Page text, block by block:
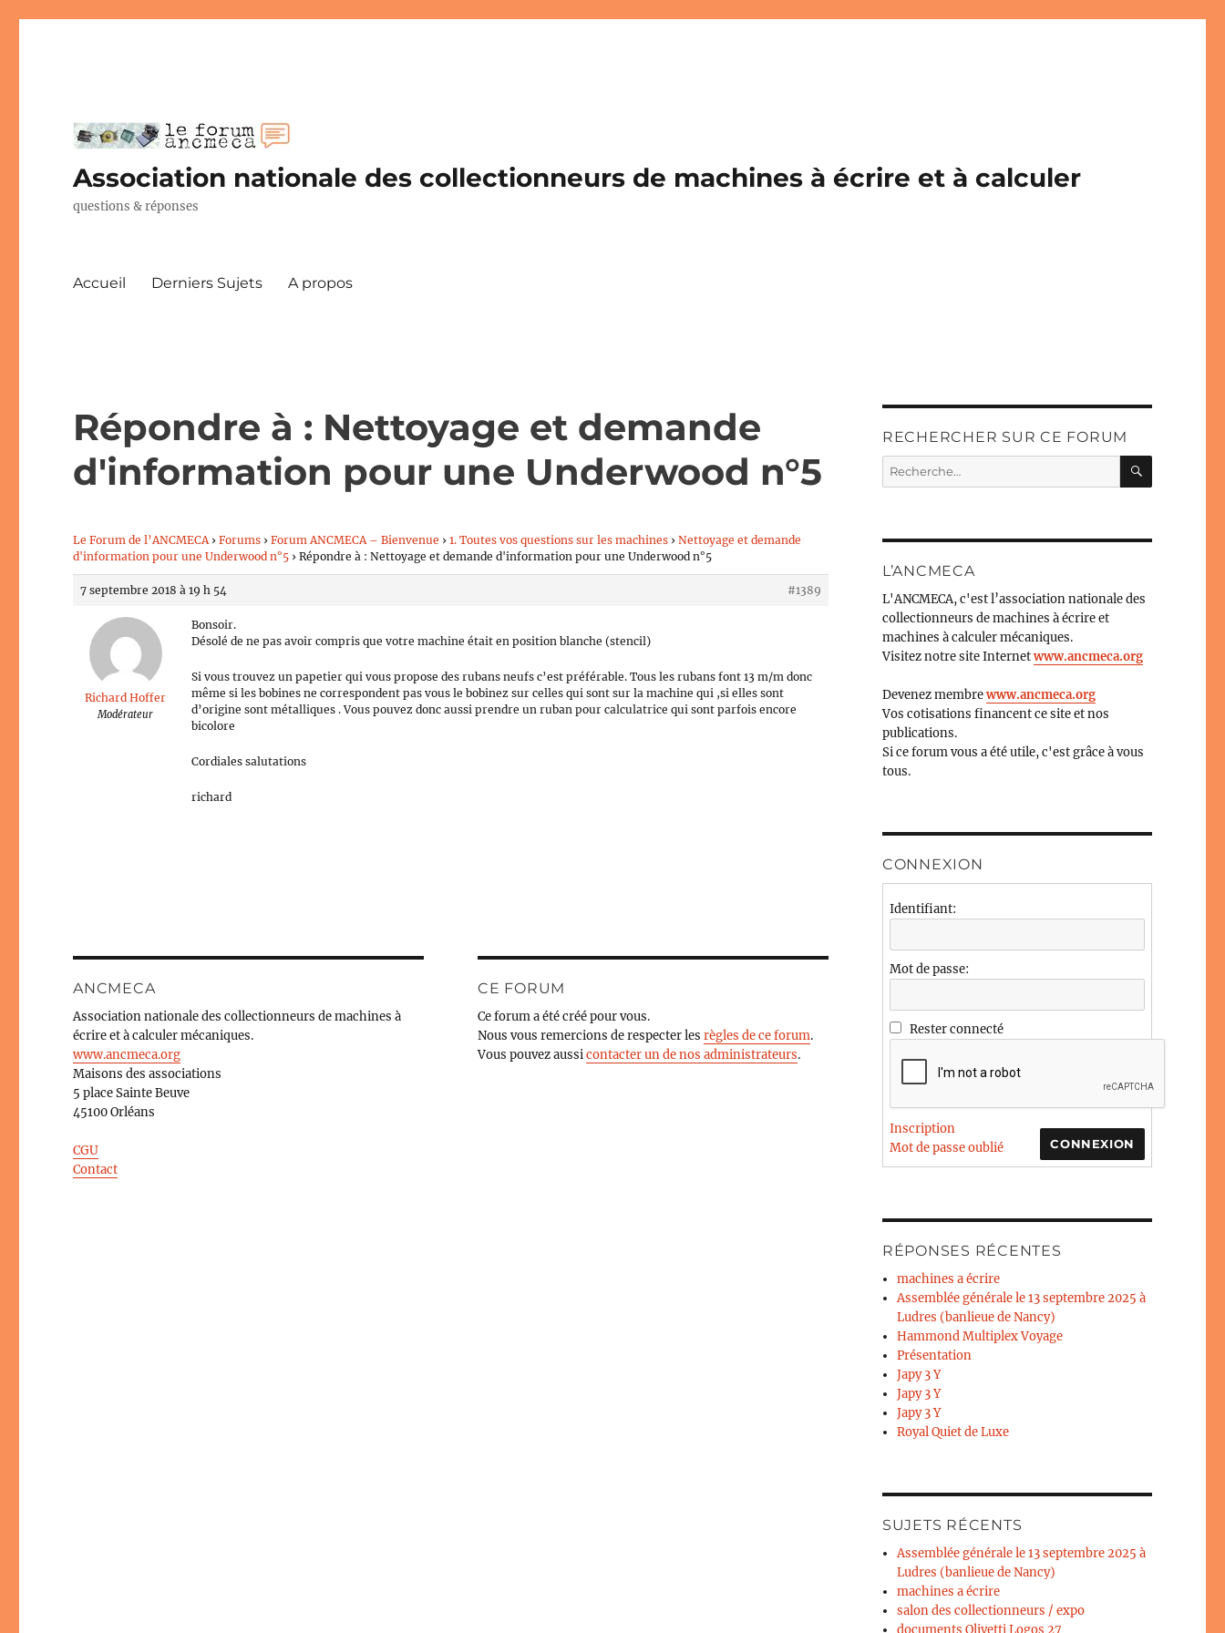
Association nationale des collectionneurs de machines à écrire et à calculer
questions & réponses
Accueil Derniers Sujets A propos
Répondre à : Nettoyage et demande
d'information pour une Underwood n°5
Le Forum de l’ANCMECA › Forums › Forum ANCMECA – Bienvenue › 1. Toutes vos questions sur les machines › Nettoyage et demande
d'information pour une Underwood n°5 › Répondre à : Nettoyage et demande d'information pour une Underwood n°5
7 septembre 2018 à 19 h 54 #1389
Richard Hoffer
Modérateur
Bonsoir.
Désolé de ne pas avoir compris que votre machine était en position blanche (stencil)
Si vous trouvez un papetier qui vous propose des rubans neufs c’est préférable. Tous les rubans font 13 m/m donc
même si les bobines ne correspondent pas vous le bobinez sur celles qui sont sur la machine qui ,si elles sont
d’origine sont métalliques . Vous pouvez donc aussi prendre un ruban pour calculatrice qui sont parfois encore
bicolore
Cordiales salutations
richard
ANCMECA
Association nationale des collectionneurs de machines à
écrire et à calculer mécaniques.
www.ancmeca.org
Maisons des associations
5 place Sainte Beuve
45100 Orléans
CGU
Contact
CE FORUM
Ce forum a été créé pour vous.
Nous vous remercions de respecter lesrègles de ce forum.
Vous pouvez aussicontacter un de nos administrateurs.
RECHERCHER SUR CE FORUM
Recherche
pour :
L’ANCMECA
L'ANCMECA, c'est l’association nationale des
collectionneurs de machines à écrire et
machines à calculer mécaniques.
Visitez notre site Internetwww.ancmeca.org
Devenez membrewww.ancmeca.org
Vos cotisations financent ce site et nos
publications.
Si ce forum vous a été utile, c'est grâce à vous
tous.
CONNEXION
Identifiant:
Mot de passe:
Rester connecté
CONNEXION
Inscription
Mot de passe oublié
RÉPONSES RÉCENTES
machines a écrire
Assemblée générale le 13 septembre 2025 à
Ludres (banlieue de Nancy)
Hammond Multiplex Voyage
Présentation
Japy 3 Y
Japy 3 Y
Japy 3 Y
Royal Quiet de Luxe
SUJETS RÉCENTS
Assemblée générale le 13 septembre 2025 à
Ludres (banlieue de Nancy)
machines a écrire
salon des collectionneurs / expo
documents Olivetti Logos 27